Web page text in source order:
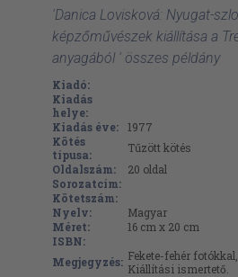
'Danica Lovisková: Nyugat-
képzőművészek kiállítása a
anyagából ' összes példány
Kiadó:
Kiadás
helye:
Kiadás éve:
1977
Kötés
típusa:
Tűzött kötés
Oldalszám:
20 oldal
Sorozatcím:
Kötetszám:
Nyelv:
Magyar
Méret:
16 cm x 20 cm
ISBN:
Megjegyzés: Fekete-fehér
Kiállítási ismertető.